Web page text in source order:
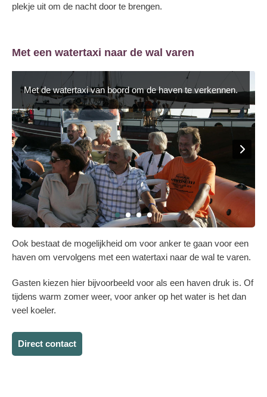
plekje uit om de nacht door te brengen.
Met een watertaxi naar de wal varen
Met de watertaxi van boord om de haven te verkennen.
Ook bestaat de mogelijkheid om voor anker te gaan voor een
haven om vervolgens met een watertaxi naar de wal te varen.
Gasten kiezen hier bijvoorbeeld voor als een haven druk is. Of
tijdens warm zomer weer, voor anker op het water is het dan
veel koeler.
Direct contact